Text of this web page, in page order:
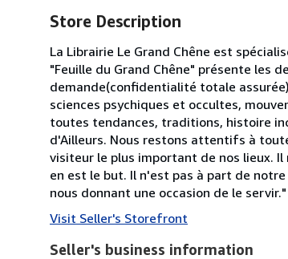
Store Description
La Librairie Le Grand Chêne est
"Feuille du Grand Chêne" présente les
demande(confidentialité totale
sciences psychiques et occultes,
toutes tendances, traditions, histoire
d'Ailleurs. Nous restons attentifs à
visiteur le plus important de nos lieux.
en est le but. Il n'est pas à part de
nous donnant une occasion de le
Visit Seller's Storefront
Seller's business information